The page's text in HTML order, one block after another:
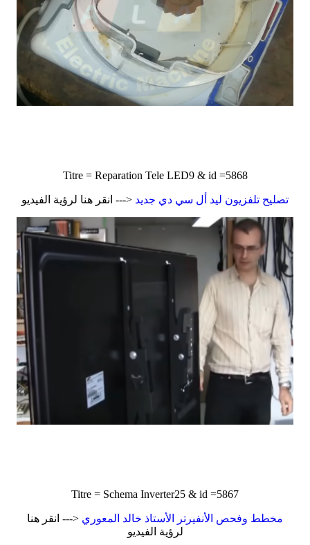
Titre = Reparation Tele LED9 & id =5868
تصليح تلفزيون ليد أل سي دي جديد <--- انقر هنا لرؤية الفيديو
Titre = Schema Inverter25 & id =5867
مخطط وفحص الأنفيرتر الأستاذ خالد المعوري <--- انقر هنا
لرؤية الفيديو